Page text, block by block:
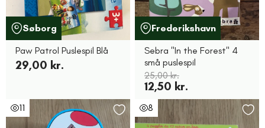
Søborg
Paw Patrol Puslespil Blå
29,00 kr.
Frederikshavn
Sebra "In the Forest" 4
små puslespil
25,00 kr.
12,50 kr.
11 8